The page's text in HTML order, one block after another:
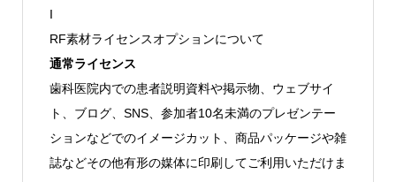
I
RF素材ライセンスオプションについて
通常ライセンス
歯科医院内での患者説明資料や掲示物、ウェブサイ
ト、ブログ、SNS、参加者10名未満のプレゼンテー
ションなどでのイメージカット、商品パッケージや雑
誌などその他有形の媒体に印刷してご利用いただけま